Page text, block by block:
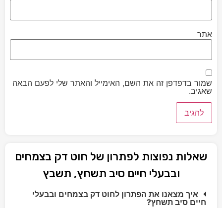
אתר
שמור בדפדפן זה את השם, האימייל והאתר שלי לפעם הבאה
שאגיב.
שאלות נפוצות לפתרון של חוט דק בצמחים
ובבעלי חיים סיב תשחץ, תשבץ
איך מצאנו את הפתרון לחוט דק בצמחים ובבעלי
חיים סיב תשחץ?